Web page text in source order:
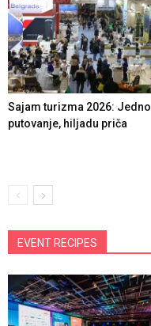
Sajam turizma 2026: Jedno
putovanje, hiljadu priča
EVENT RECIPES